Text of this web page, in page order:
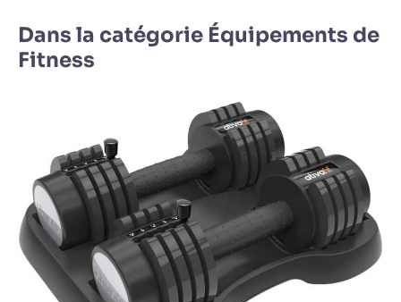
Dans la catégorie Équipements de
Fitness